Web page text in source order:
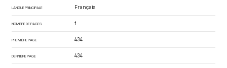
LANGUE PRINCIPALE Français
NOMBRE DE PAGES 1
PREMIÈRE PAGE 434
DERNIÈRE PAGE 434